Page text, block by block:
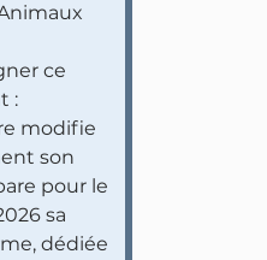
ce
:
modifie
son
pour le
sa
dédiée